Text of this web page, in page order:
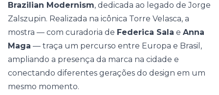
Brazilian Modernism, dedicada ao legado de Jorge
Zalszupin. Realizada na icônica Torre Velasca, a
mostra — com curadoria de Federica Sala e Anna
Maga — traça um percurso entre Europa e Brasil,
ampliando a presença da marca na cidade e
conectando diferentes gerações do design em um
mesmo momento.